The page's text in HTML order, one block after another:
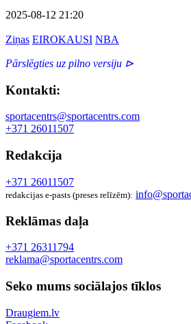
2025-08-12 21:20
Ziņas EIROKAUSI NBA
Pārslēgties uz pilno versiju ⊳
Kontakti:
sportacentrs@sportacentrs.com
+371 26011507
Redakcija
+371 26011507
redakcijas e-pasts (preses relīzēm):
Reklāmas daļa
+371 26311794
reklama@sportacentrs.com
Seko mums sociālajos tīklos
Draugiem.lv